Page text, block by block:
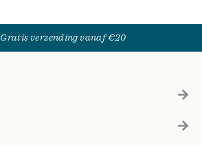
Gratis verzending vanaf €20